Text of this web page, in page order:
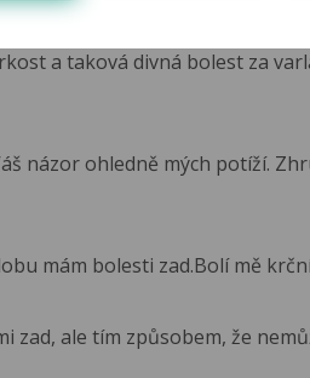
a taková divná bolest za
názor ohledně mých potíží.
mám bolesti zad.Bolí mě
zad, ale tím způsobem, že